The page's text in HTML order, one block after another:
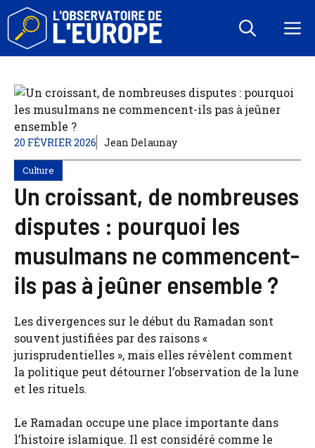
Aller
contenu
20 FÉVRIER 2026 Jean Delaunay
Culture
Un croissant, de nombreuses
disputes : pourquoi les
musulmans ne commencent-
ils pas à jeûner ensemble ?
Les divergences sur le début du Ramadan sont
souvent justifiées par des raisons «
jurisprudentielles », mais elles révèlent comment
la politique peut détourner l’observation de la lune
et les rituels.
Le Ramadan occupe une place importante dans
l’histoire islamique. Il est considéré comme le